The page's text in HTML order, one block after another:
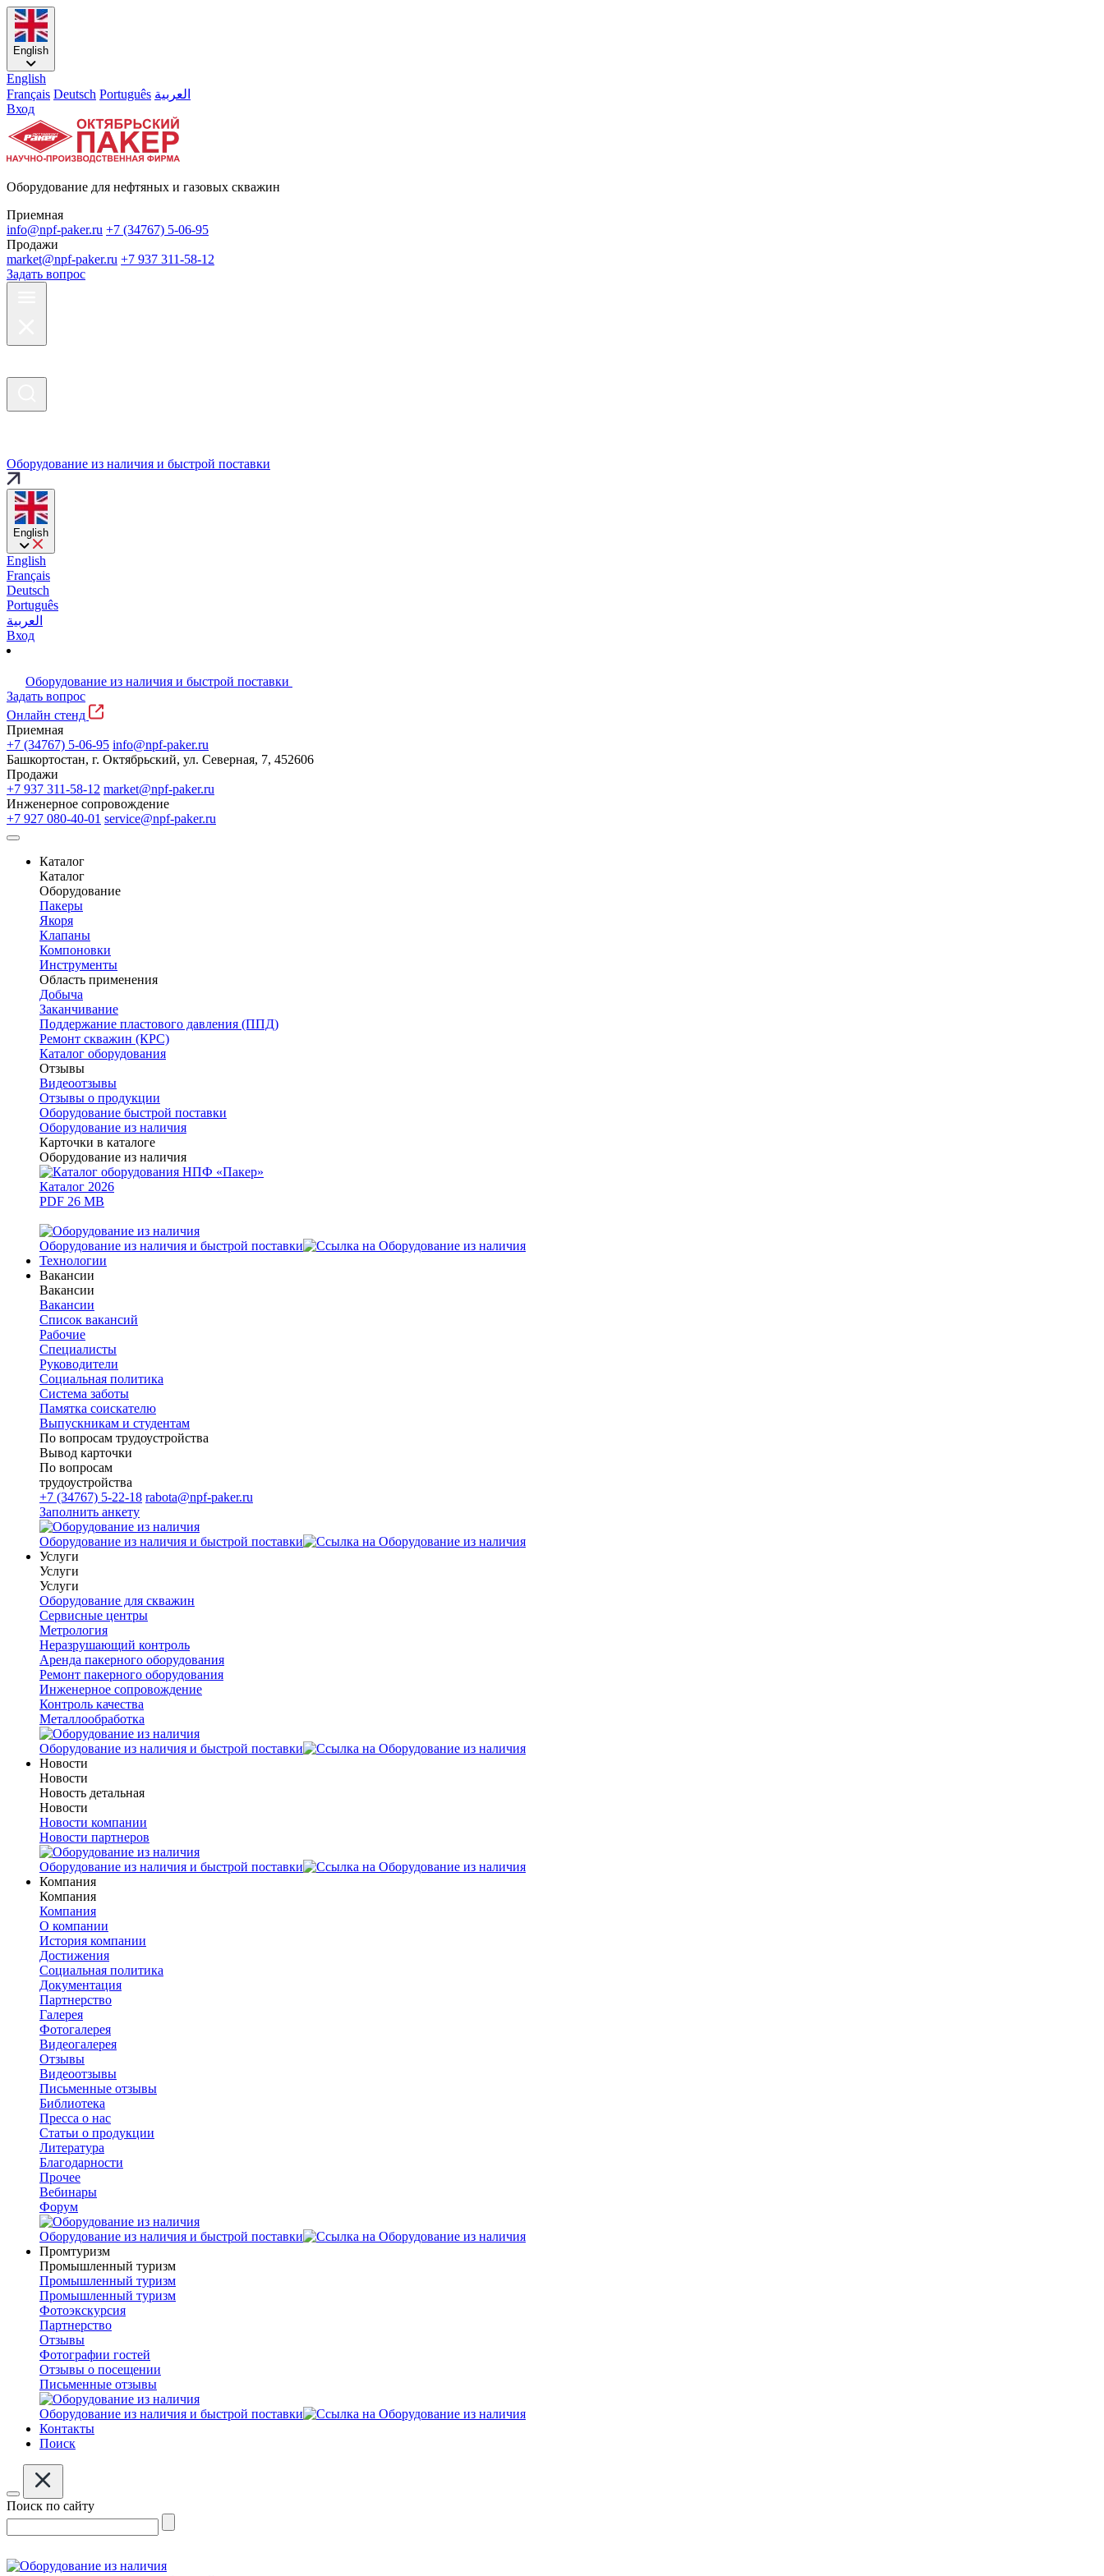
English
English
Français Deutsch Português العربية
Вход
Оборудование для нефтяных и газовых скважин
Приемная
info@npf-paker.ru +7 (34767) 5-06-95
Продажи
market@npf-paker.ru +7 937 311-58-12
Задать вопрос
Оборудование из наличия и быстрой поставки
English
English
Français
Deutsch
Português
العربية
Вход
Оборудование из наличия и быстрой поставки
Задать вопрос
Онлайн стенд
Приемная
+7 (34767) 5-06-95 info@npf-paker.ru
Башкортостан, г. Октябрьский, ул. Северная, 7, 452606
Продажи
+7 937 311-58-12 market@npf-paker.ru
Инженерное сопровождение
+7 927 080-40-01 service@npf-paker.ru
Каталог
Каталог
Оборудование
Пакеры
Якоря
Клапаны
Компоновки
Инструменты
Область применения
Добыча
Заканчивание
Поддержание пластового давления (ППД)
Ремонт скважин (КРС)
Каталог оборудования
Отзывы
Видеоотзывы
Отзывы о продукции
Оборудование быстрой поставки
Оборудование из наличия
Карточки в каталоге
Оборудование из наличия
Каталог 2026
PDF 26 MB
Оборудование из наличия и быстрой поставки
Технологии
Вакансии
Вакансии
Вакансии
Список вакансий
Рабочие
Специалисты
Руководители
Cоциальная политика
Система заботы
Памятка соискателю
Выпускникам и студентам
По вопросам трудоустройства
Вывод карточки
По вопросам
трудоустройства
+7 (34767) 5-22-18 rabota@npf-paker.ru
Заполнить анкету
Оборудование из наличия и быстрой поставки
Услуги
Услуги
Услуги
Оборудование для скважин
Сервисные центры
Метрология
Неразрушающий контроль
Аренда пакерного оборудования
Ремонт пакерного оборудования
Инженерное сопровождение
Контроль качества
Металлообработка
Оборудование из наличия и быстрой поставки
Новости
Новости
Новость детальная
Новости
Новости компании
Новости партнеров
Оборудование из наличия и быстрой поставки
Компания
Компания
Компания
О компании
История компании
Достижения
Социальная политика
Документация
Партнерство
Галерея
Фотогалерея
Видеогалерея
Отзывы
Видеоотзывы
Письменные отзывы
Библиотека
Пресса о нас
Статьи о продукции
Литература
Благодарности
Прочее
Вебинары
Форум
Оборудование из наличия и быстрой поставки
Промтуризм
Промышленный туризм
Промышленный туризм
Промышленный туризм
Фотоэкскурсия
Партнерство
Отзывы
Фотографии гостей
Отзывы о посещении
Письменные отзывы
Оборудование из наличия и быстрой поставки
Контакты
Поиск
Поиск по сайту